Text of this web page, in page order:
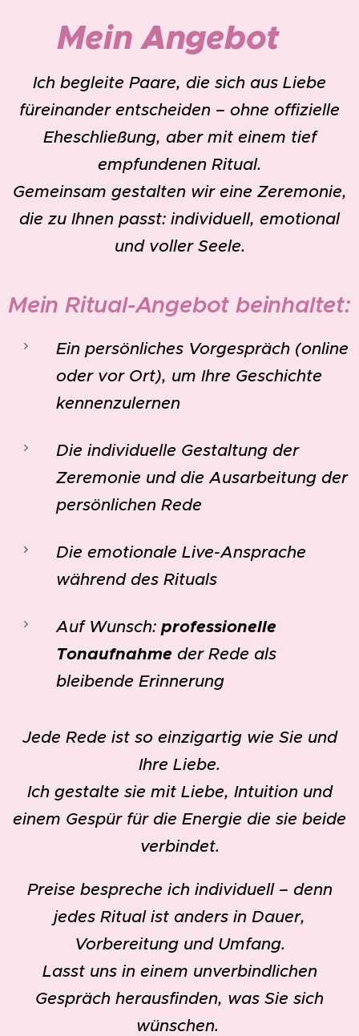
💍Mein Angebot
Ich begleite Paare, die sich aus Liebe
füreinander entscheiden – ohne offizielle
Eheschließung, aber mit einem tief
empfundenen Ritual.
Gemeinsam gestalten wir eine Zeremonie,
die zu Ihnen passt: individuell, emotional
und voller Seele.
Mein Ritual-Angebot beinhaltet:
Ein persönliches Vorgespräch (online
oder vor Ort), um Ihre Geschichte
kennenzulernen
Die individuelle Gestaltung der
Zeremonie und die Ausarbeitung der
persönlichen Rede
Die emotionale Live-Ansprache
während des Rituals
Auf Wunsch: professionelle
Tonaufnahme der Rede als
bleibende Erinnerung
Jede Rede ist so einzigartig wie Sie und
Ihre Liebe.
Ich gestalte sie mit Liebe, Intuition und
einem Gespür für die Energie die sie beide
verbindet.
Preise bespreche ich individuell – denn
jedes Ritual ist anders in Dauer,
Vorbereitung und Umfang.
Lasst uns in einem unverbindlichen
Gespräch herausfinden, was Sie sich
wünschen.